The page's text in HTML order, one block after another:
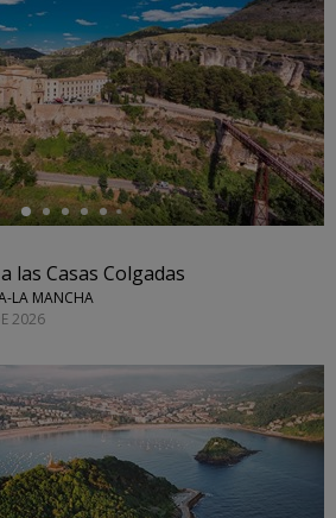
las Casas Colgadas
LA MANCHA
2026